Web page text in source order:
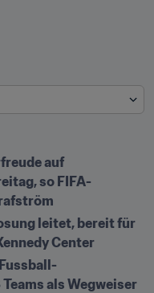
auf
so FIFA-
leitet, bereit für
Center
als Wegweiser